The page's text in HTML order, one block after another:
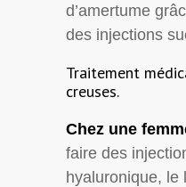
d’amertume
des injections
Traitement
creuses.
Chez une
faire des
hyaluronique, le